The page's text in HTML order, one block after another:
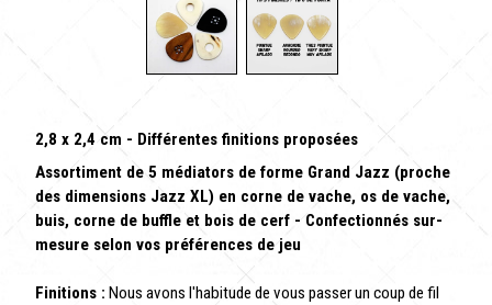
2,8 x 2,4 cm - Différentes finitions proposées
Assortiment de 5 médiators de forme Grand Jazz (proche
des dimensions Jazz XL) en corne de vache, os de vache,
buis, corne de buffle et bois de cerf - Confectionnés sur-
mesure selon vos préférences de jeu
Finitions : Nous avons l'habitude de vous passer un coup de fil